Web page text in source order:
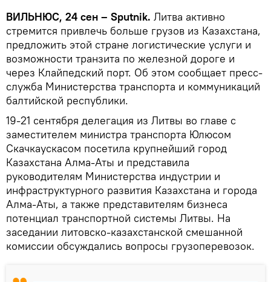
ВИЛЬНЮС, 24 сен – Sputnik. Литва активно
стремится привлечь больше грузов из Казахстана,
предложить этой стране логистические услуги и
возможности транзита по железной дороге и
через Клайпедский порт. Об этом сообщает пресс-
служба Министерства транспорта и коммуникаций
балтийской республики.
19-21 сентября делегация из Литвы во главе с
заместителем министра транспорта Юлюсом
Скачкаускасом посетила крупнейший город
Казахстана Алма-Аты и представила
руководителям Министерства индустрии и
инфраструктурного развития Казахстана и города
Алма-Аты, а также представителям бизнеса
потенциал транспортной системы Литвы. На
заседании литовско-казахстанской смешанной
комиссии обсуждались вопросы грузоперевозок.